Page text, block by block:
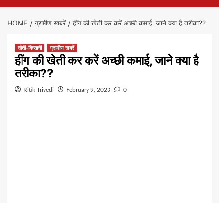
HOME ग्रामीण खबरें हींग की खेती कर करें अच्छी कमाई, जाने क्या है तरीका??
खेती-किसानी ग्रामीण खबरें
हींग की खेती कर करें अच्छी कमाई, जाने क्या है
तरीका??
Ritik Trivedi February 9, 2023 0